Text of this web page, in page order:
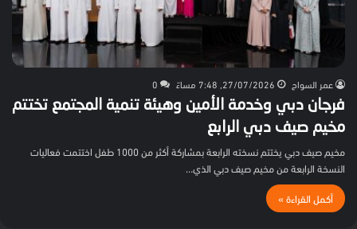
عمر السواح 27/07/2026, 7:48 مساءً 0
فرجان دبي وخدمة الأمين وهيئة تنمية المجتمع تختتم
مخيم صيف دبي الرابع
مخيم صيف دبي يختتم نسخته الرابعة بمشاركة أكثر من 1000 طفل اختتمت فعاليات
النسخة الرابعة من مخيم صيف دبي الذي…
أكمل القراءة »